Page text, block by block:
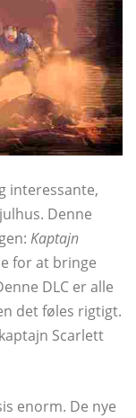
interessante,
Denne
Kaptajn
for at bringe
DLC er alle
det føles rigtigt.
Scarlett
enorm. De nye